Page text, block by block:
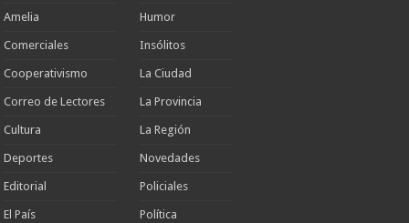
Amelia
Comerciales
Cooperativismo
Correo de Lectores
Cultura
Deportes
Editorial
El País
Humor
Insólitos
La Ciudad
La Provincia
La Región
Novedades
Policiales
Política